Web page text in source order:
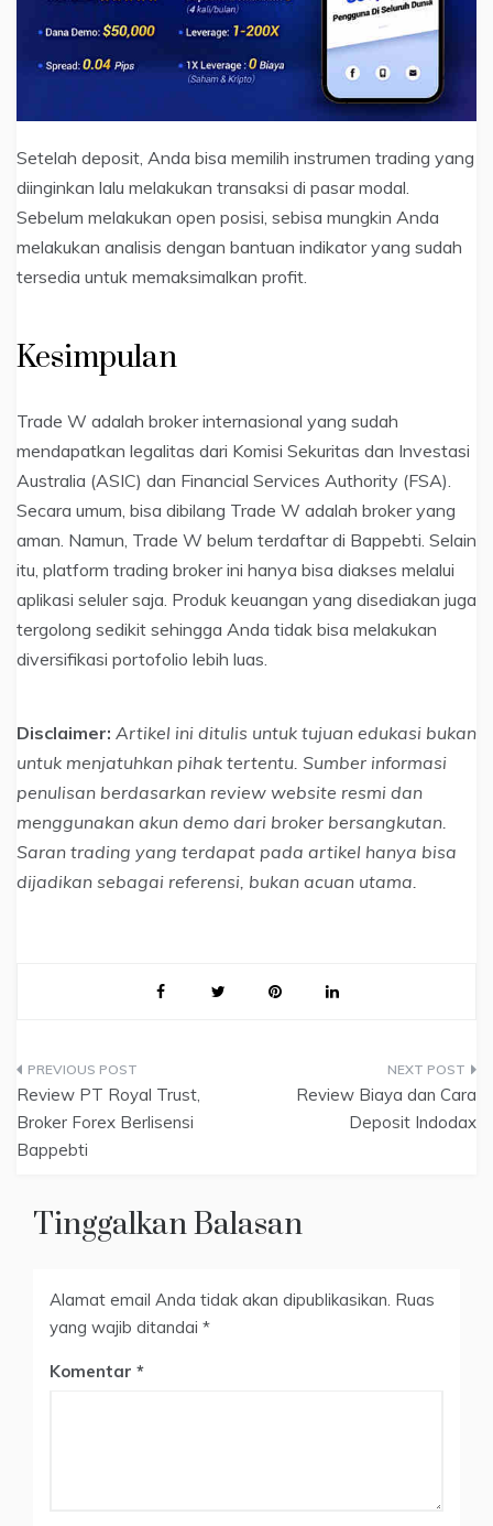
Setelah deposit, Anda bisa memilih instrumen trading yang
diinginkan lalu melakukan transaksi di pasar modal.
Sebelum melakukan open posisi, sebisa mungkin Anda
melakukan analisis dengan bantuan indikator yang sudah
tersedia untuk memaksimalkan profit.
Kesimpulan
Trade W adalah broker internasional yang sudah
mendapatkan legalitas dari Komisi Sekuritas dan Investasi
Australia (ASIC) dan Financial Services Authority (FSA).
Secara umum, bisa dibilang Trade W adalah broker yang
aman. Namun, Trade W belum terdaftar di Bappebti. Selain
itu, platform trading broker ini hanya bisa diakses melalui
aplikasi seluler saja. Produk keuangan yang disediakan juga
tergolong sedikit sehingga Anda tidak bisa melakukan
diversifikasi portofolio lebih luas.
Disclaimer: Artikel ini ditulis untuk tujuan edukasi bukan
untuk menjatuhkan pihak tertentu. Sumber informasi
penulisan berdasarkan review website resmi dan
menggunakan akun demo dari broker bersangkutan.
Saran trading yang terdapat pada artikel hanya bisa
dijadikan sebagai referensi, bukan acuan utama.
Navigasi
pos
Review PT Royal Trust,
Broker Forex Berlisensi
Bappebti
Review Biaya dan Cara
Deposit Indodax
Tinggalkan Balasan
Alamat email Anda tidak akan dipublikasikan. Ruas
yang wajib ditandai *
Komentar